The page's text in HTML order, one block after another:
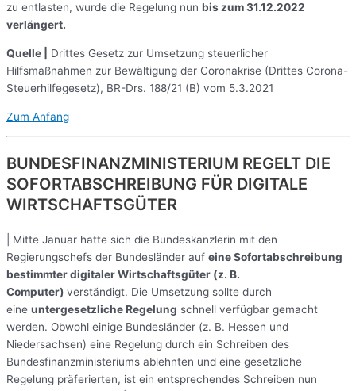
zu entlasten, wurde die Regelung nun bis zum 31.12.2022
verlängert.
Quelle |
Drittes Gesetz zur Umsetzung steuerlicher
Hilfsmaßnahmen zur Bewältigung der Coronakrise (Drittes Corona-
Steuerhilfegesetz), BR-Drs. 188/21 (B) vom 5.3.2021
Zum Anfang
BUNDESFINANZMINISTERIUM REGELT DIE
SOFORTABSCHREIBUNG FÜR DIGITALE
WIRTSCHAFTSGÜTER
| Mitte Januar hatte sich die Bundeskanzlerin mit den
Regierungschefs der Bundesländer auf eine Sofortabschreibung
bestimmter digitaler Wirtschaftsgüter (z. B.
Computer) verständigt. Die Umsetzung sollte durch
eine untergesetzliche Regelung schnell verfügbar gemacht
werden. Obwohl einige Bundesländer (z. B. Hessen und
Niedersachsen) eine Regelung durch ein Schreiben des
Bundesfinanzministeriums ablehnten und eine gesetzliche
Regelung präferierten, ist ein entsprechendes Schreiben nun